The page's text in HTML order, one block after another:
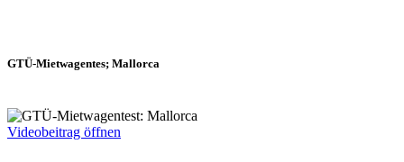
GTÜ-Mietwagentes; Mallorca
Videobeitrag öffnen